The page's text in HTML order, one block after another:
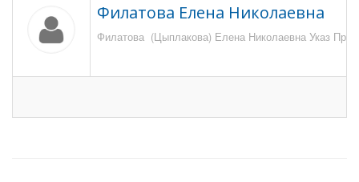
Филатова Елена Николаевна
Филатова (Цыплакова) Елена Николаевна Указ